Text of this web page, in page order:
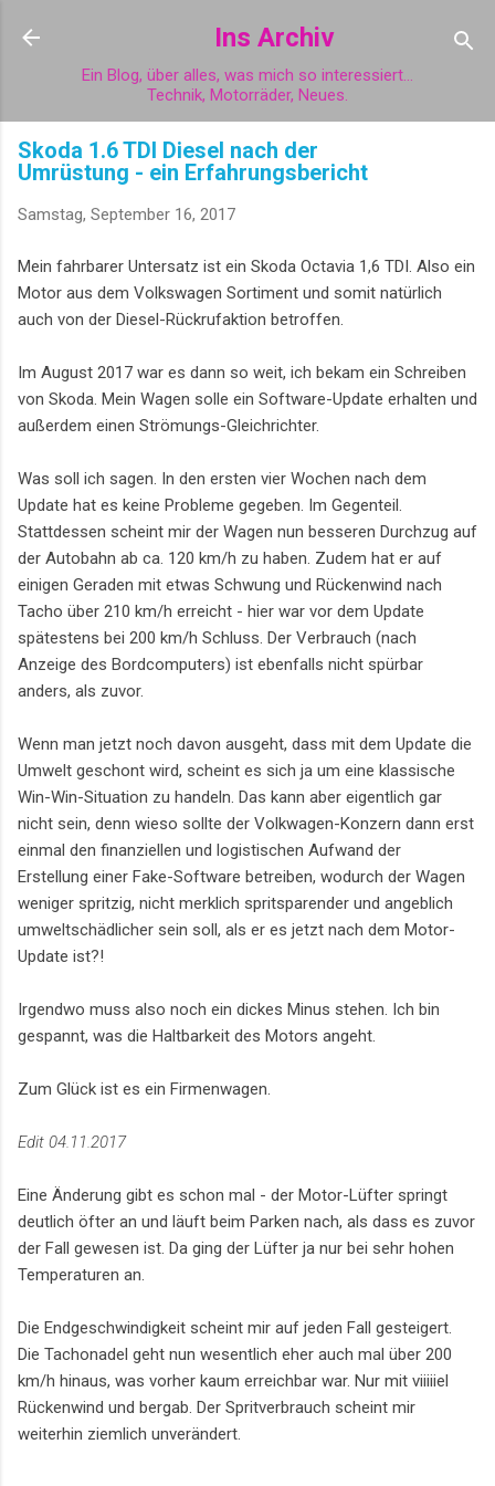
Direkt zum Hauptbereich
Ins Archiv
Ein Blog, über alles, was mich so interessiert...
Technik, Motorräder, Neues.
Skoda 1.6 TDI Diesel nach der
Umrüstung - ein Erfahrungsbericht
Samstag, September 16, 2017
Mein fahrbarer Untersatz ist ein Skoda Octavia 1,6 TDI. Also ein
Motor aus dem Volkswagen Sortiment und somit natürlich
auch von der Diesel-Rückrufaktion betroffen.
Im August 2017 war es dann so weit, ich bekam ein Schreiben
von Skoda. Mein Wagen solle ein Software-Update erhalten und
außerdem einen Strömungs-Gleichrichter.
Was soll ich sagen. In den ersten vier Wochen nach dem
Update hat es keine Probleme gegeben. Im Gegenteil.
Stattdessen scheint mir der Wagen nun besseren Durchzug auf
der Autobahn ab ca. 120 km/h zu haben. Zudem hat er auf
einigen Geraden mit etwas Schwung und Rückenwind nach
Tacho über 210 km/h erreicht - hier war vor dem Update
spätestens bei 200 km/h Schluss. Der Verbrauch (nach
Anzeige des Bordcomputers) ist ebenfalls nicht spürbar
anders, als zuvor.
Wenn man jetzt noch davon ausgeht, dass mit dem Update die
Umwelt geschont wird, scheint es sich ja um eine klassische
Win-Win-Situation zu handeln. Das kann aber eigentlich gar
nicht sein, denn wieso sollte der Volkwagen-Konzern dann erst
einmal den finanziellen und logistischen Aufwand der
Erstellung einer Fake-Software betreiben, wodurch der Wagen
weniger spritzig, nicht merklich spritsparender und angeblich
umweltschädlicher sein soll, als er es jetzt nach dem Motor-
Update ist?!
Irgendwo muss also noch ein dickes Minus stehen. Ich bin
gespannt, was die Haltbarkeit des Motors angeht.
Zum Glück ist es ein Firmenwagen.
Edit 04.11.2017
Eine Änderung gibt es schon mal - der Motor-Lüfter springt
deutlich öfter an und läuft beim Parken nach, als dass es zuvor
der Fall gewesen ist. Da ging der Lüfter ja nur bei sehr hohen
Temperaturen an.
Die Endgeschwindigkeit scheint mir auf jeden Fall gesteigert.
Die Tachonadel geht nun wesentlich eher auch mal über 200
km/h hinaus, was vorher kaum erreichbar war. Nur mit viiiiiel
Rückenwind und bergab. Der Spritverbrauch scheint mir
weiterhin ziemlich unverändert.